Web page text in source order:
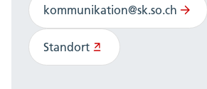
kommunikation@sk.so.ch
Standort